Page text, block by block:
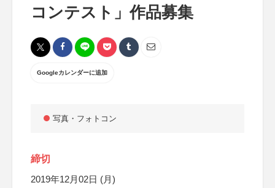
コンテスト」作品募集
Googleカレンダーに追加
写真・フォトコン
締切
2019年12月02日 (月)